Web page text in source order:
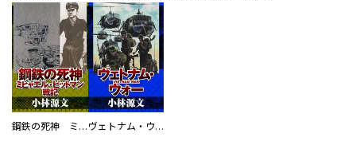
鋼鉄の死神 ミヒャエル・ビットマン戦記 ヴェトナム・ウォー VIETNAM WAR